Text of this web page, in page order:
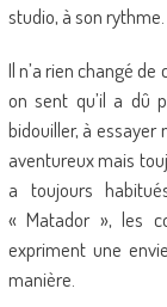
studio, à son rythme.
Il n’a rien changé de
on sent qu’il a dû
bidouiller, à
aventureux mais
a toujours
« Matador », les
expriment une
manière.